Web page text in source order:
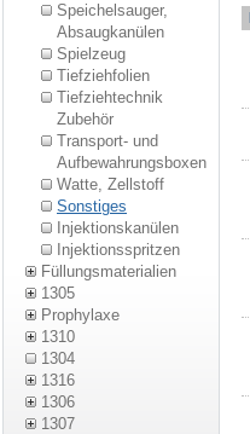
Speichelsauger,
Absaugkanülen
Spielzeug
Tiefziehfolien
Tiefziehtechnik
Zubehör
Transport- und
Aufbewahrungsboxen
Watte, Zellstoff
Sonstiges
Injektionskanülen
Injektionsspritzen
Füllungsmaterialien
1305
Prophylaxe
1310
1304
1316
1306
1307